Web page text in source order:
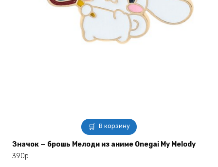
В корзину
Значок — брошь Мелоди из аниме Onegai My Melody
390р.